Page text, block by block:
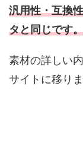
汎用性・互換
タと同じです。
素材の詳しい
サイトに移りま